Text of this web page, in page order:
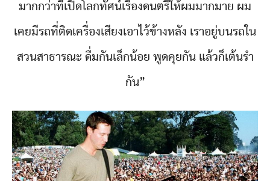
มากกว่าที่เปิดโลกทัศน์เรื่องดนตรีให้ผมมากมาย ผม
เคยมีรถที่ติดเครื่องเสียงเอาไว้ข้างหลัง เราอยู่บนรถใน
สวนสาธารณะ ดื่มกันเล็กน้อย พูดคุยกัน แล้วก็เต้นรำ
กัน”